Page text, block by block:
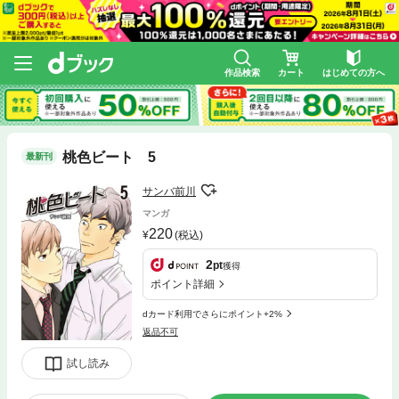
作品検索 カート はじめての方へ
最新刊 桃色ビート 5
試し読み
サンバ前川
マンガ
220(税込)
2pt獲得
ポイント詳細
dカード利用でさらにポイント+2%
返品不可